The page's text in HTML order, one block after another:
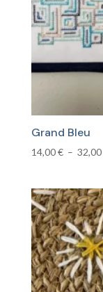
Grand Bleu
14,00€ – 32,00